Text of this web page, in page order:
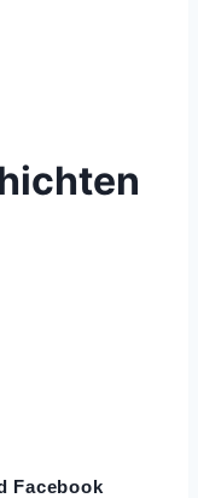
Facebook